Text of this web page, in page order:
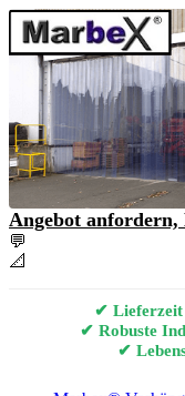
Angebot anfordern,
💬
📐
✔ Lieferzeit
✔ Robuste
✔